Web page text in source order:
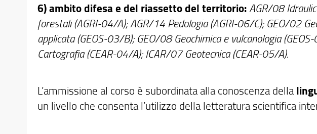
6) ambito difesa e del riassetto del territorio:AGR/08
forestali (AGRI-04/A); AGR/14 Pedologia (AGRI-06/C); GEO/02
applicata (GEOS-03/B); GEO/08 Geochimica e vulcanologia
Cartografia (CEAR-04/A); ICAR/07 Geotecnica (CEAR-05/A).
L’ammissione al corso è subordinata alla conoscenza della
un livello che consenta l’utilizzo della letteratura scientifica